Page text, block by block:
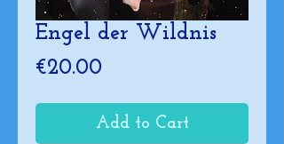
Engel der Wildnis
€20.00
Add to Cart